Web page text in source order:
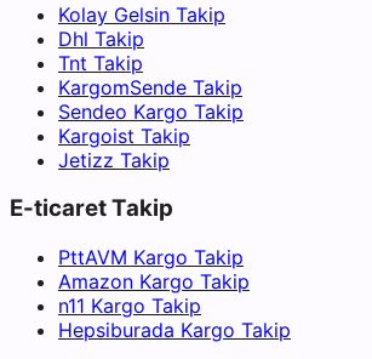
Kolay Gelsin Takip
Dhl Takip
Tnt Takip
KargomSende Takip
Sendeo Kargo Takip
Kargoist Takip
Jetizz Takip
E-ticaret Takip
PttAVM Kargo Takip
Amazon Kargo Takip
n11 Kargo Takip
Hepsiburada Kargo Takip